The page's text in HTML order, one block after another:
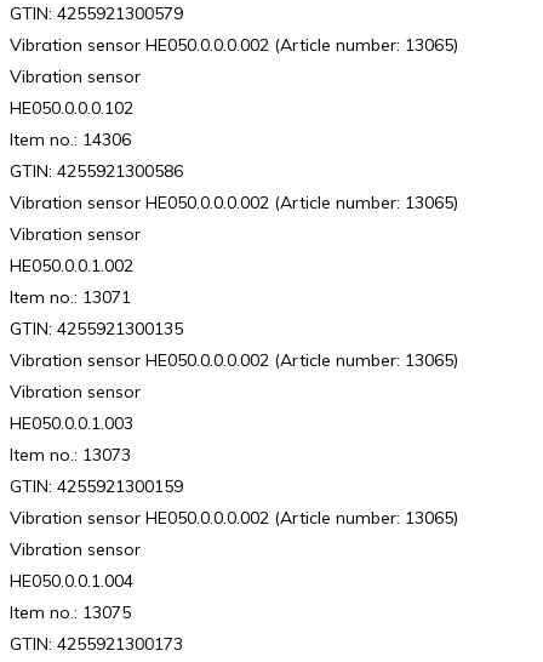
GTIN: 4255921300579
Vibration sensor HE050.0.0.0.002 (Article number: 13065)
Vibration sensor
HE050.0.0.0.102
Item no.: 14306
GTIN: 4255921300586
Vibration sensor HE050.0.0.0.002 (Article number: 13065)
Vibration sensor
HE050.0.0.1.002
Item no.: 13071
GTIN: 4255921300135
Vibration sensor HE050.0.0.0.002 (Article number: 13065)
Vibration sensor
HE050.0.0.1.003
Item no.: 13073
GTIN: 4255921300159
Vibration sensor HE050.0.0.0.002 (Article number: 13065)
Vibration sensor
HE050.0.0.1.004
Item no.: 13075
GTIN: 4255921300173